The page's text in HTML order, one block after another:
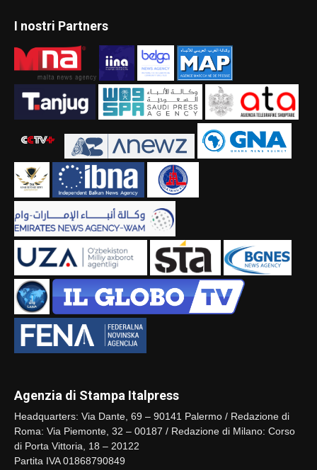
I nostri Partners
Agenzia di Stampa Italpress
Headquarters: Via Dante, 69 – 90141 Palermo / Redazione di
Roma: Via Piemonte, 32 – 00187 / Redazione di Milano: Corso
di Porta Vittoria, 18 – 20122
Partita IVA 01868790849